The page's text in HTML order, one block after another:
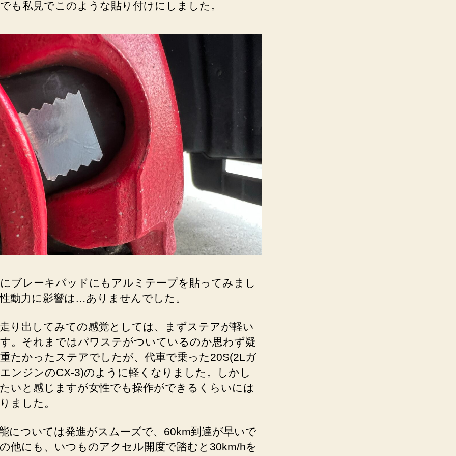
も私見でこのような貼り付けにしました。
ブレーキパッドにもアルミテープを貼ってみまし
動力に影響は…ありませんでした。
り出してみての感覚としては、まずステアが軽い
。それまではパワステがついているのか思わず疑
たかったステアでしたが、代車で乗った20S(2Lガ
ンジンのCX-3)のように軽くなりました。しかし
いと感じますが女性でも操作ができるくらいには
ました。
については発進がスムーズで、60km到達が早いで
他にも、いつものアクセル開度で踏むと30km/hを